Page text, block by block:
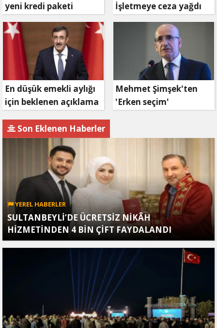
yeni kredi paketi
müjdesi: 6 ay geri
ödemesiz, 36 ay vadeli
İşletmeye ceza yağdı
En düşük emekli aylığı
için beklenen açıklama
Mehmet Şimşek'ten
'Erken seçim'
Son Eklenen Haberler
YEREL HABERLER
SULTANBEYLİ’DE ÜCRETSİZ NİKÂH
HİZMETİNDEN 4 BİN ÇİFT FAYDALANDI